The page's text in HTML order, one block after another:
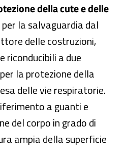
della cute e delle
per la salvaguardia dal
delle costruzioni,
riconducibili a due
la protezione della
delle vie respiratorie.
a guanti e
del corpo in grado di
ampia della superficie